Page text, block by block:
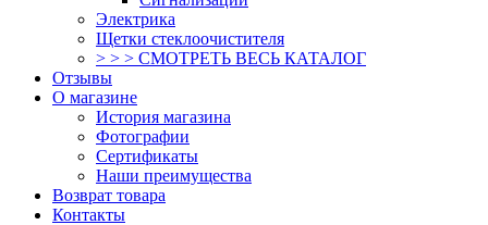
Электрика
Щетки стеклоочистителя
> > > СМОТРЕТЬ ВЕСЬ КАТАЛОГ
Отзывы
О магазине
История магазина
Фотографии
Сертификаты
Наши преимущества
Возврат товара
Контакты